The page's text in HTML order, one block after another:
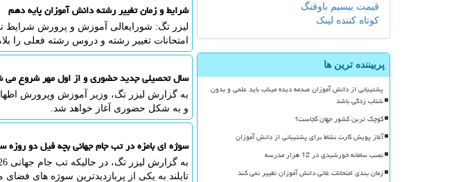
قیمت بیسیم باوفنگ
کوتاه کننده لینک
پربیننده ترین ها
پشتیبانی از دانش آموزان صدمه دیده میناب باید علمی و بدون
شتاب زدگی باشد
کوچک ترین کشور جهان کجاست؟
آغاز پویش کارت نشاط برای پشتیبانی از دانش آموزان
نصب سامانه خورشیدی در 12 هزار مدرسه
زمان بندی امتحانات غائی دانش آموزان تغییر نمی کند
شرایط و زمان تغییر رشته دانش آموزان پایه دهم
لیزر تگ: شورایعالی آموزش و پرورش شرایط
امتحانات تغییر رشته و دروس رشته فعلی را
سال تحصیلی جدید حضوری و از اول مهر شروع می
به گزارش لیزر تگ، وزیر آموزش وپرورش
و به شکل حضوری آغاز خواهد شد.
سوژه ای بامزه در تب جام جهانی بچه فیل دو روزه
تایلند به یکی از پربازدیدترین سوژه های